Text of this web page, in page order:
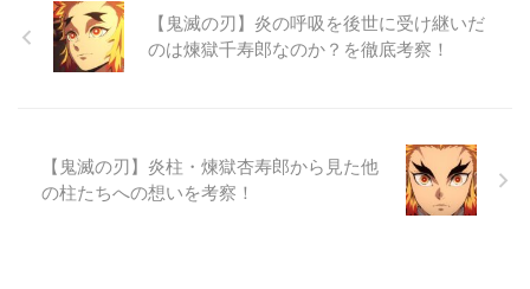
【鬼滅の刃】炎の呼吸を後世に受け継いだ
のは煉獄千寿郎なのか？を徹底考察！
【鬼滅の刃】炎柱・煉獄杏寿郎から見た他
の柱たちへの想いを考察！